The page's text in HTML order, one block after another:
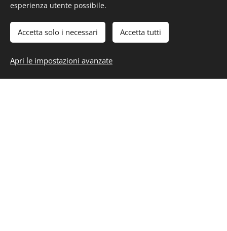
Nome e Cognome
esperienza utente possibile.
Accetta solo i necessari Accetta tutti
Apri le impostazioni avanzate